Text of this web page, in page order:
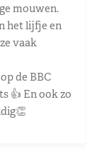
mouwen.
het lijfje en
vaak
de BBC
👍 En ook zo